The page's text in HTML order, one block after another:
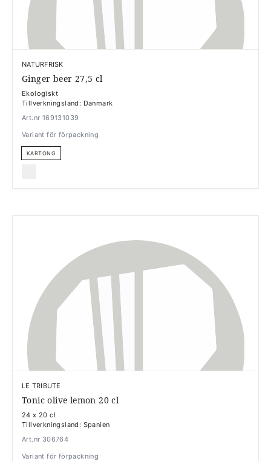
NATURFRISK
Ginger beer 27,5 cl
Ekologiskt
Tillverkningsland: Danmark
Art.nr 169131039
Variant för förpackning
KARTONG
LE TRIBUTE
Tonic olive lemon 20 cl
24 x 20 cl
Tillverkningsland: Spanien
Art.nr 306764
Variant för förpackning